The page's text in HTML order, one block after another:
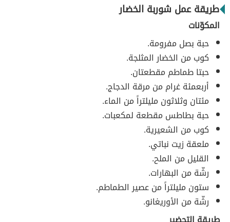
طريقة عمل شوربة الخضار
المكوّنات
حبة بصل مفرومة.
كوب من الخضار المثلجة.
حبتا طماطم مقطعتان.
أربعمئة غرام من مرقة الدجاج.
مئتان وثلاثون مليلتراً من الماء.
حبة بطاطس مقطعة لمكعبات.
كوب من الشعيرية.
ملعقة زيت نباتي.
القليل من الملح.
رشّة من البهارات.
ستون مليلتراً من عصير الطماطم.
رشّة من الأوريغانو.